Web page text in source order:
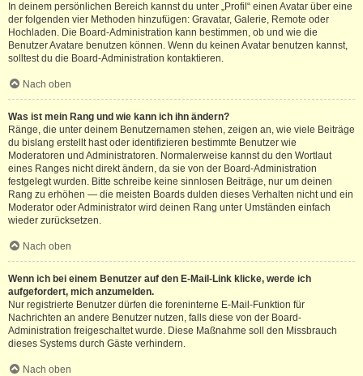
In deinem persönlichen Bereich kannst du unter „Profil“ einen Avatar über eine
der folgenden vier Methoden hinzufügen: Gravatar, Galerie, Remote oder
Hochladen. Die Board-Administration kann bestimmen, ob und wie die
Benutzer Avatare benutzen können. Wenn du keinen Avatar benutzen kannst,
solltest du die Board-Administration kontaktieren.
Nach oben
Was ist mein Rang und wie kann ich ihn ändern?
Ränge, die unter deinem Benutzernamen stehen, zeigen an, wie viele Beiträge
du bislang erstellt hast oder identifizieren bestimmte Benutzer wie
Moderatoren und Administratoren. Normalerweise kannst du den Wortlaut
eines Ranges nicht direkt ändern, da sie von der Board-Administration
festgelegt wurden. Bitte schreibe keine sinnlosen Beiträge, nur um deinen
Rang zu erhöhen — die meisten Boards dulden dieses Verhalten nicht und ein
Moderator oder Administrator wird deinen Rang unter Umständen einfach
wieder zurücksetzen.
Nach oben
Wenn ich bei einem Benutzer auf den E-Mail-Link klicke, werde ich
aufgefordert, mich anzumelden.
Nur registrierte Benutzer dürfen die foreninterne E-Mail-Funktion für
Nachrichten an andere Benutzer nutzen, falls diese von der Board-
Administration freigeschaltet wurde. Diese Maßnahme soll den Missbrauch
dieses Systems durch Gäste verhindern.
Nach oben